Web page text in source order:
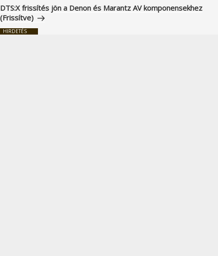
bejegyzés
DTS:X frissítés jön a Denon és Marantz AV komponensekhez
(Frissítve)
HIRDETÉS